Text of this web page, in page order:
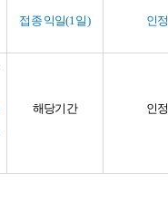
접종 익일(1일) 인정
해당기간 인정